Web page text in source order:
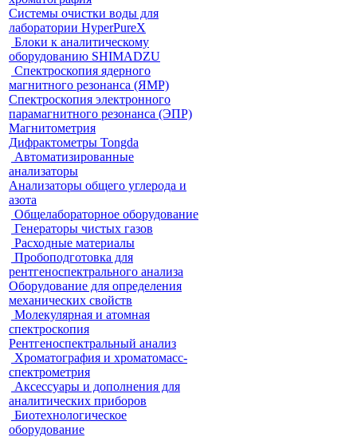
Системы очистки воды для
лаборатории HyperPureX
Блоки к аналитическому
оборудованию SHIMADZU
Спектроскопия ядерного
магнитного резонанса (ЯМР)
Спектроскопия электронного
парамагнитного резонанса (ЭПР)
Магнитометрия
Дифрактометры Tongda
Автоматизированные
анализаторы
Анализаторы общего углерода и
азота
Общелабораторное оборудование
Генераторы чистых газов
Расходные материалы
Пробоподготовка для
рентгеноспектрального анализа
Оборудование для определения
механических свойств
Молекулярная и атомная
спектроскопия
Рентгеноспектральный анализ
Хроматография и хроматомасс-
спектрометрия
Аксессуары и дополнения для
аналитических приборов
Биотехнологическое
оборудование